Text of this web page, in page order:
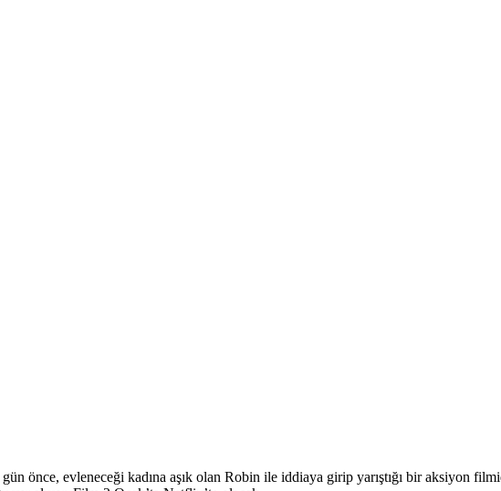
önce, evleneceği kadına aşık olan Robin ile iddiaya girip yarıştığı bir aksiyon